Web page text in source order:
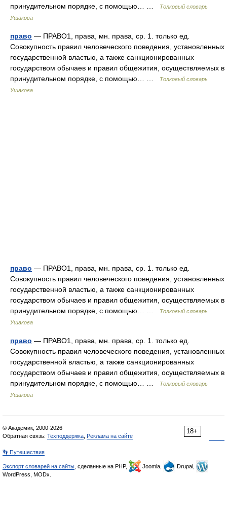
принудительном порядке, с помощью… …
Толковый словарь
Ушакова
право — ПРАВО1, права, мн. права, ср. 1. только ед.
Совокупность правил человеческого поведения, установленных
государственной властью, а также санкционированных
государством обычаев и правил общежития, осуществляемых в
принудительном порядке, с помощью… …
Толковый словарь
Ушакова
право — ПРАВО1, права, мн. права, ср. 1. только ед.
Совокупность правил человеческого поведения, установленных
государственной властью, а также санкционированных
государством обычаев и правил общежития, осуществляемых в
принудительном порядке, с помощью… …
Толковый словарь
Ушакова
право — ПРАВО1, права, мн. права, ср. 1. только ед.
Совокупность правил человеческого поведения, установленных
государственной властью, а также санкционированных
государством обычаев и правил общежития, осуществляемых в
принудительном порядке, с помощью… …
Толковый словарь
Ушакова
18+
© Академик, 2000-2026
Обратная связь: Техподдержка Реклама на сайте
👣 Путешествия
Экспорт словарей на сайты , сделанные на PHP, Joomla,
Drupal,
WordPress, MODx.